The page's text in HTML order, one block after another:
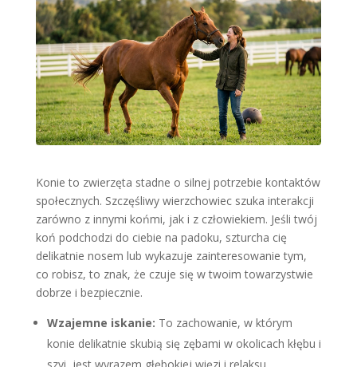
Konie to zwierzęta stadne o silnej potrzebie kontaktów
społecznych. Szczęśliwy wierzchowiec szuka interakcji
zarówno z innymi końmi, jak i z człowiekiem. Jeśli twój
koń podchodzi do ciebie na padoku, szturcha cię
delikatnie nosem lub wykazuje zainteresowanie tym,
co robisz, to znak, że czuje się w twoim towarzystwie
dobrze i bezpiecznie.
Wzajemne iskanie: To zachowanie, w którym
konie delikatnie skubią się zębami w okolicach kłębu i